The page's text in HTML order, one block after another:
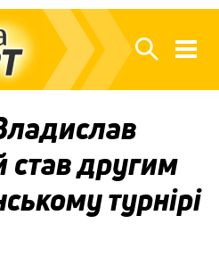
другим
турнірі